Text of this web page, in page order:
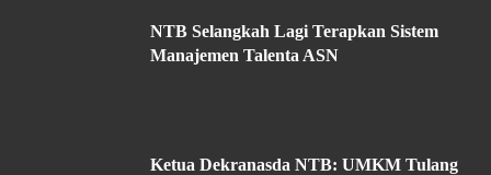
NTB Selangkah Lagi Terapkan Sistem
Manajemen Talenta ASN
Ketua Dekranasda NTB: UMKM Tulang